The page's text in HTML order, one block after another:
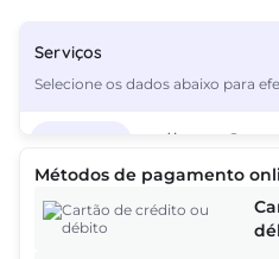
Serviços
Selecione os dados abaixo para
Métodos de pagamento